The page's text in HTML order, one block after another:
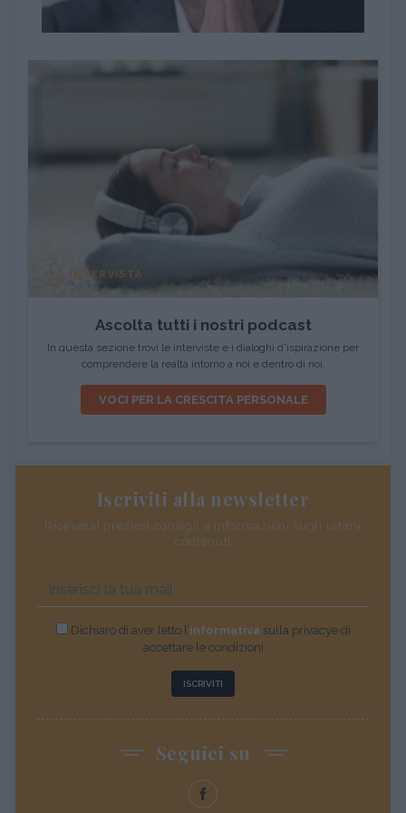
INTERVISTA
Ascolta tutti i nostri podcast
In questa sezione trovi le interviste e i dialoghi d'ispirazione per
comprendere la realtà intorno a noi e dentro di noi.
VOCI PER LA CRESCITA PERSONALE
Iscriviti alla newsletter
Riceverai preziosi consigli e informazioni sugli ultimi
contenuti
Dichiaro di aver letto l’informativasulla privacye di
accettare le condizioni
ISCRIVITI
Seguici su